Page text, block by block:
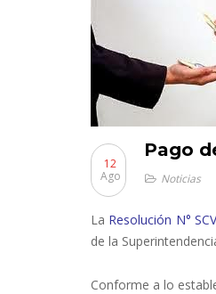
Pago
12
Ago
Noticias
La Resolución N°
de la
Conforme a lo